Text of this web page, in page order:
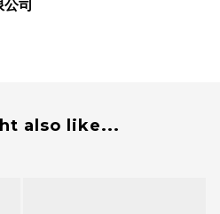
司
also like...